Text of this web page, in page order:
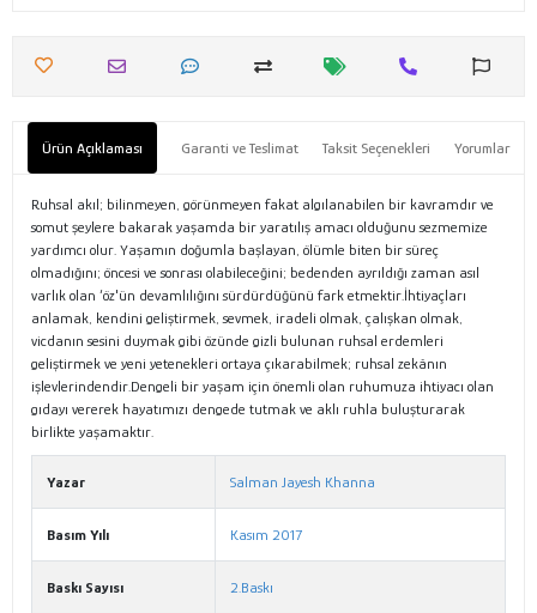
Ürün Açıklaması Garanti ve Teslimat Taksit Seçenekleri Yorumlar
Ruhsal akıl; bilinmeyen, görünmeyen fakat algılanabilen bir kavramdır ve
somut şeylere bakarak yaşamda bir yaratılış amacı olduğunu sezmemize
yardımcı olur. Yaşamın doğumla başlayan, ölümle biten bir süreç
olmadığını; öncesi ve sonrası olabileceğini; bedenden ayrıldığı zaman asıl
varlık olan ‘öz'ün devamlılığını sürdürdüğünü fark etmektir.İhtiyaçları
anlamak, kendini geliştirmek, sevmek, iradeli olmak, çalışkan olmak,
vicdanın sesini duymak gibi özünde gizli bulunan ruhsal erdemleri
geliştirmek ve yeni yetenekleri ortaya çıkarabilmek; ruhsal zekânın
işlevlerindendir.Dengeli bir yaşam için önemli olan ruhumuza ihtiyacı olan
gıdayı vererek hayatımızı dengede tutmak ve aklı ruhla buluşturarak
birlikte yaşamaktır.
Yazar Salman Jayesh Khanna
Basım Yılı Kasım 2017
Baskı Sayısı 2.Baskı